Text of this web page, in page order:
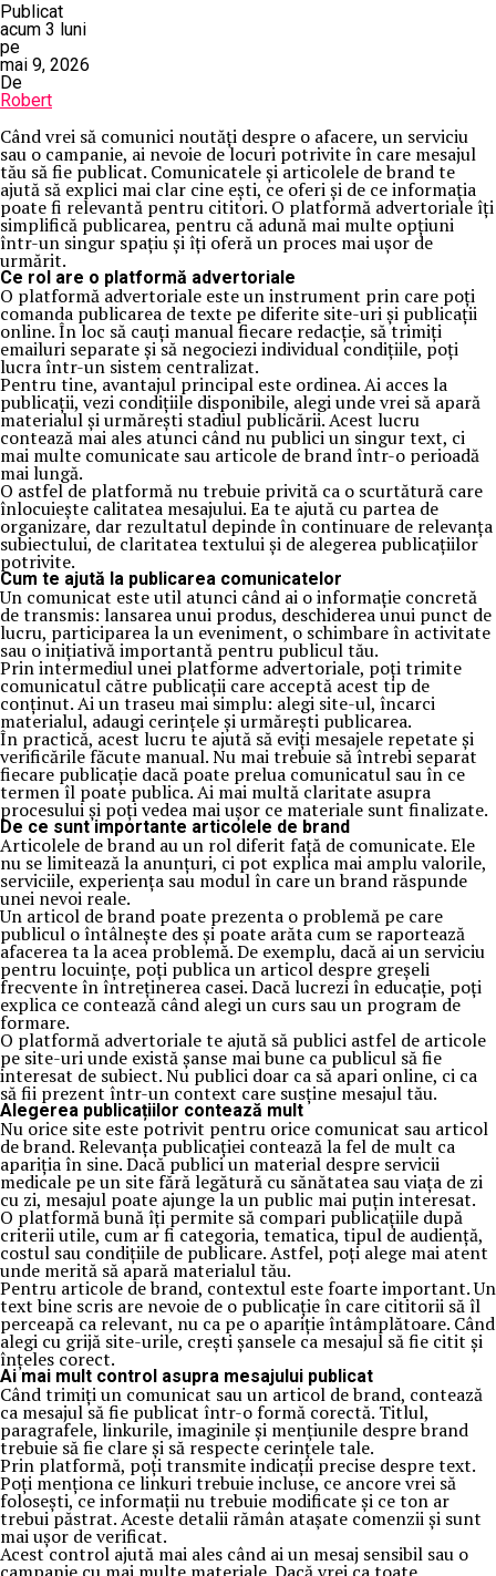
Publicat
acum 3 luni
pe
mai 9, 2026
De
Robert
Când vrei să comunici noutăți despre o afacere, un serviciu
sau o campanie, ai nevoie de locuri potrivite în care mesajul
tău să fie publicat. Comunicatele și articolele de brand te
ajută să explici mai clar cine ești, ce oferi și de ce informația
poate fi relevantă pentru cititori. O platformă advertoriale îți
simplifică publicarea, pentru că adună mai multe opțiuni
într-un singur spațiu și îți oferă un proces mai ușor de
urmărit.
Ce rol are o platformă advertoriale
O platformă advertoriale este un instrument prin care poți
comanda publicarea de texte pe diferite site-uri și publicații
online. În loc să cauți manual fiecare redacție, să trimiți
emailuri separate și să negociezi individual condițiile, poți
lucra într-un sistem centralizat.
Pentru tine, avantajul principal este ordinea. Ai acces la
publicații, vezi condițiile disponibile, alegi unde vrei să apară
materialul și urmărești stadiul publicării. Acest lucru
contează mai ales atunci când nu publici un singur text, ci
mai multe comunicate sau articole de brand într-o perioadă
mai lungă.
O astfel de platformă nu trebuie privită ca o scurtătură care
înlocuiește calitatea mesajului. Ea te ajută cu partea de
organizare, dar rezultatul depinde în continuare de relevanța
subiectului, de claritatea textului și de alegerea publicațiilor
potrivite.
Cum te ajută la publicarea comunicatelor
Un comunicat este util atunci când ai o informație concretă
de transmis: lansarea unui produs, deschiderea unui punct de
lucru, participarea la un eveniment, o schimbare în activitate
sau o inițiativă importantă pentru publicul tău.
Prin intermediul unei platforme advertoriale, poți trimite
comunicatul către publicații care acceptă acest tip de
conținut. Ai un traseu mai simplu: alegi site-ul, încarci
materialul, adaugi cerințele și urmărești publicarea.
În practică, acest lucru te ajută să eviți mesajele repetate și
verificările făcute manual. Nu mai trebuie să întrebi separat
fiecare publicație dacă poate prelua comunicatul sau în ce
termen îl poate publica. Ai mai multă claritate asupra
procesului și poți vedea mai ușor ce materiale sunt finalizate.
De ce sunt importante articolele de brand
Articolele de brand au un rol diferit față de comunicate. Ele
nu se limitează la anunțuri, ci pot explica mai amplu valorile,
serviciile, experiența sau modul în care un brand răspunde
unei nevoi reale.
Un articol de brand poate prezenta o problemă pe care
publicul o întâlnește des și poate arăta cum se raportează
afacerea ta la acea problemă. De exemplu, dacă ai un serviciu
pentru locuințe, poți publica un articol despre greșeli
frecvente în întreținerea casei. Dacă lucrezi în educație, poți
explica ce contează când alegi un curs sau un program de
formare.
O platformă advertoriale te ajută să publici astfel de articole
pe site-uri unde există șanse mai bune ca publicul să fie
interesat de subiect. Nu publici doar ca să apari online, ci ca
să fii prezent într-un context care susține mesajul tău.
Alegerea publicațiilor contează mult
Nu orice site este potrivit pentru orice comunicat sau articol
de brand. Relevanța publicației contează la fel de mult ca
apariția în sine. Dacă publici un material despre servicii
medicale pe un site fără legătură cu sănătatea sau viața de zi
cu zi, mesajul poate ajunge la un public mai puțin interesat.
O platformă bună îți permite să compari publicațiile după
criterii utile, cum ar fi categoria, tematica, tipul de audiență,
costul sau condițiile de publicare. Astfel, poți alege mai atent
unde merită să apară materialul tău.
Pentru articole de brand, contextul este foarte important. Un
text bine scris are nevoie de o publicație în care cititorii să îl
perceapă ca relevant, nu ca pe o apariție întâmplătoare. Când
alegi cu grijă site-urile, crești șansele ca mesajul să fie citit și
înțeles corect.
Ai mai mult control asupra mesajului publicat
Când trimiți un comunicat sau un articol de brand, contează
ca mesajul să fie publicat într-o formă corectă. Titlul,
paragrafele, linkurile, imaginile și mențiunile despre brand
trebuie să fie clare și să respecte cerințele tale.
Prin platformă, poți transmite indicații precise despre text.
Poți menționa ce linkuri trebuie incluse, ce ancore vrei să
folosești, ce informații nu trebuie modificate și ce ton ar
trebui păstrat. Aceste detalii rămân atașate comenzii și sunt
mai ușor de verificat.
Acest control ajută mai ales când ai un mesaj sensibil sau o